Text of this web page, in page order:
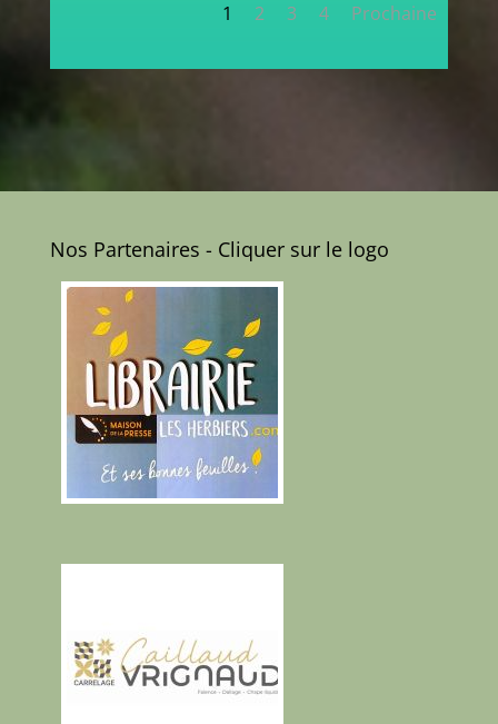
1 2 3 4 Prochaine
Nos Partenaires - Cliquer sur le logo